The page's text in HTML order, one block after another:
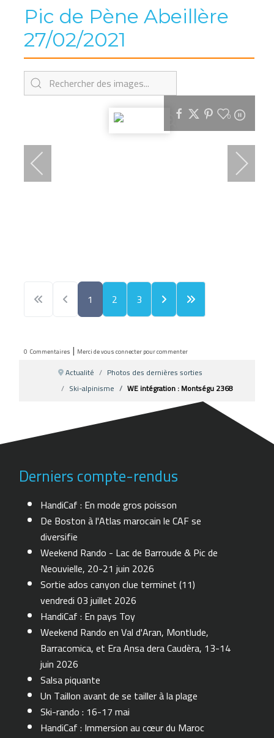
Pic de Pène Abeillère
27/02/2021
0
1 2 3
0 Commentaires | Merci de vous connecter pour commenter
Actualité
Photos des dernières sorties
Ski-alpinisme
WE intégration : Montségu 2368
Derniers compte-rendus
HandiCaf : En mode gros poisson
De Boston à l'Atlas marocain le CAF se
diversifie
Weekend Rando - Lac de Barroude & Pic de
Neouvielle, 20-21 juin 2026
Sortie ados canyon clue terminet (11)
vendredi 03 juillet 2026
HandiCaf : En pays Toy
Weekend Rando en Val d'Aran, Montlude,
Barracomica, et Era Ansa dera Caudèra, 13-14
juin 2026
Salsa piquante
Un Taillon avant de se tailler à la plage
Ski-rando : 16-17 mai
HandiCaf : Immersion au cœur du Maroc